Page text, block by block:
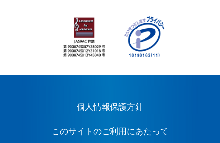
個人情報保護方針
このサイトのご利用にあたって